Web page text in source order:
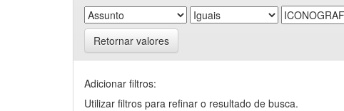
Retornar valores
Adicionar filtros:
Utilizar filtros para refinar o resultado de busca.